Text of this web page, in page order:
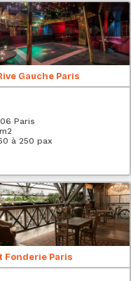
Gauche Paris
Paris
m2
à 250 pax
Fonderie Paris